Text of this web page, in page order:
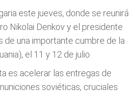
este jueves, donde se reunirá
Nikolai Denkov y el presidente
de una importante cumbre de la
el 11 y 12 de julio.
es acelerar las entregas de
soviéticas, cruciales